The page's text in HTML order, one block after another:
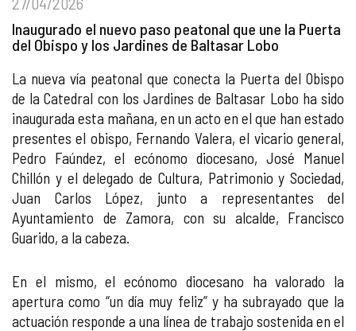
Inaugurado el nuevo paso peatonal que une la Puerta
del Obispo y los Jardines de Baltasar Lobo
La nueva vía peatonal que conecta la Puerta del Obispo
de la Catedral con los Jardines de Baltasar Lobo ha sido
inaugurada esta mañana, en un acto en el que han estado
presentes el obispo, Fernando Valera, el vicario general,
Pedro Faúndez, el ecónomo diocesano, José Manuel
Chillón y el delegado de Cultura, Patrimonio y Sociedad,
Juan Carlos López, junto a representantes del
Ayuntamiento de Zamora, con su alcalde, Francisco
Guarido, a la cabeza.
En el mismo, el ecónomo diocesano ha valorado la
apertura como “un día muy feliz” y ha subrayado que la
actuación responde a una línea de trabajo sostenida en el